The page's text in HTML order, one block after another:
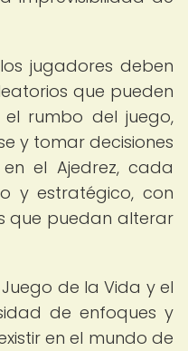
jugadores deben
que pueden
rumbo del juego,
y tomar decisiones
el Ajedrez, cada
y estratégico, con
que puedan alterar
de la Vida y el
de enfoques y
en el mundo de